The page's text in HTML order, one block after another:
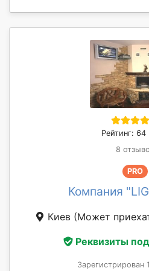
Рейтинг: 64
8
PRO
Компания
Киев (Может
Реквизиты
Зарегистрирован